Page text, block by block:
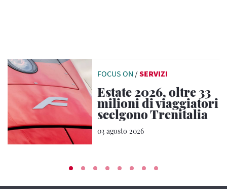
FOCUS ON /SERVIZI
Estate 2026, oltre 33
milioni di viaggiatori
scelgono Trenitalia
03 agosto 2026